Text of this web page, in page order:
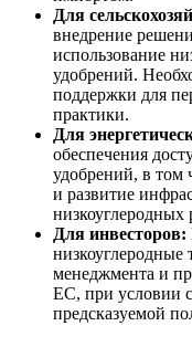
Для
внедрение
использование
удобрений.
поддержки для
практики.
Для
обеспечения
удобрений, в том
и развитие
низкоуглеродных
Для инвесторов:
низкоуглеродные
менеджмента и
ЕС, при условии
предсказуемой